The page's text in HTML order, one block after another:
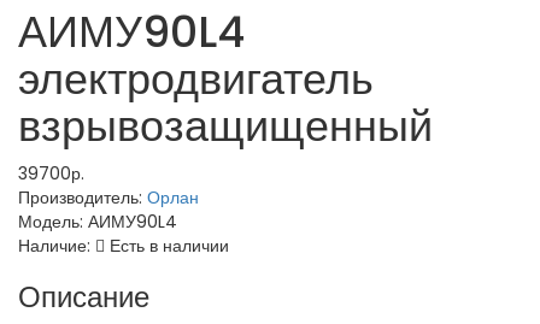
АИМУ90L4
электродвигатель
взрывозащищенный
39700р.
Производитель: Орлан
Модель: АИМУ90L4
Наличие:
Есть в наличии
Описание